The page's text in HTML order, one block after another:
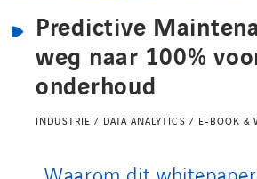
Kennisbank
Referenties
Events
Predictive
weg naar 100%
onderhoud
INDUSTRIE / DATA ANALYTICS / E-BOOK &